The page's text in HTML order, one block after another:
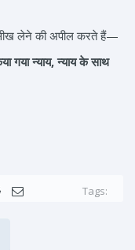
लेने की अपील करते हैं—
गया न्याय, न्याय के साथ
Tags: